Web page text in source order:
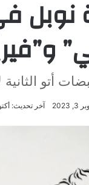
أتو الثانية
آخر تحديث: أكتوبر 3,